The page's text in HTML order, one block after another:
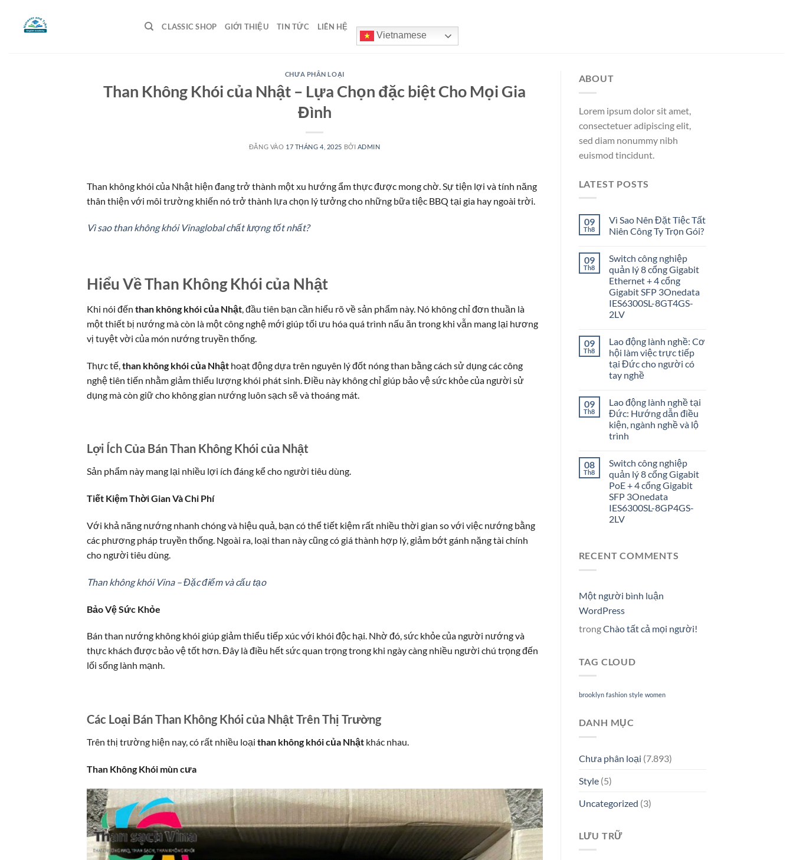
CLASSIC SHOP GIỚI THIỆU TIN TỨC LIÊN HỆ
Vietnamese
CHƯA PHÂN LOẠI
Than Không Khói của Nhật – Lựa Chọn đặc biệt Cho Mọi Gia
Đình
ĐĂNG VÀO 17 THÁNG 4, 2025 BỞI ADMIN
Than không khói của Nhật hiện đang trở thành một xu hướng ẩm thực được mong chờ. Sự tiện lợi và tính năng
thân thiện với môi trường khiến nó trở thành lựa chọn lý tưởng cho những bữa tiệc BBQ tại gia hay ngoài trời.
Vì sao than không khói Vinaglobal chất lượng tốt nhất?
Hiểu Về Than Không Khói của Nhật
Khi nói đến than không khói của Nhật , đầu tiên bạn cần hiểu rõ về sản phẩm này. Nó không chỉ đơn thuần là
một thiết bị nướng mà còn là một công nghệ mới giúp tối ưu hóa quá trình nấu ăn trong khi vẫn mang lại hương
vị tuyệt vời của món nướng truyền thống.
Thực tế, than không khói của Nhật hoạt động dựa trên nguyên lý đốt nóng than bằng cách sử dụng các công
nghệ tiên tiến nhằm giảm thiểu lượng khói phát sinh. Điều này không chỉ giúp bảo vệ sức khỏe của người sử
dụng mà còn giữ cho không gian nướng luôn sạch sẽ và thoáng mát.
Lợi Ích Của Bán Than Không Khói của Nhật
Sản phẩm này mang lại nhiều lợi ích đáng kể cho người tiêu dùng.
Tiết Kiệm Thời Gian Và Chi Phí
Với khả năng nướng nhanh chóng và hiệu quả, bạn có thể tiết kiệm rất nhiều thời gian so với việc nướng bằng
các phương pháp truyền thống. Ngoài ra, loại than này cũng có giá thành hợp lý, giảm bớt gánh nặng tài chính
cho người tiêu dùng.
Than không khói Vina – Đặc điểm và cấu tạo
Bảo Vệ Sức Khỏe
Bán than nướng không khói giúp giảm thiểu tiếp xúc với khói độc hại. Nhờ đó, sức khỏe của người nướng và
thực khách được bảo vệ tốt hơn. Đây là điều hết sức quan trọng trong khi ngày càng nhiều người chú trọng đến
lối sống lành mạnh.
Các Loại Bán Than Không Khói của Nhật Trên Thị Trường
Trên thị trường hiện nay, có rất nhiều loại than không khói của Nhật khác nhau.
Than Không Khói mùn cưa
ABOUT
Lorem ipsum dolor sit amet,
consectetuer adipiscing elit,
sed diam nonummy nibh
euismod tincidunt.
LATEST POSTS
09
Th8
Vì Sao Nên Đặt Tiệc Tất
Niên Công Ty Trọn Gói?
09
Th8
Switch công nghiệp
quản lý 8 cổng Gigabit
Ethernet + 4 cổng
Gigabit SFP 3Onedata
IES6300SL-8GT4GS-
2LV
09
Th8
Lao động lành nghề: Cơ
hội làm việc trực tiếp
tại Đức cho người có
tay nghề
09
Th8
Lao động lành nghề tại
Đức: Hướng dẫn điều
kiện, ngành nghề và lộ
trình
08
Th8
Switch công nghiệp
quản lý 8 cổng Gigabit
PoE + 4 cổng Gigabit
SFP 3Onedata
IES6300SL-8GP4GS-
2LV
RECENT COMMENTS
Một người bình luận
WordPress
trongChào tất cả mọi người!
TAG CLOUD
brooklyn fashion style women
DANH MỤC
Chưa phân loại (7.893)
Style(5)
Uncategorized (3)
LƯU TRỮ